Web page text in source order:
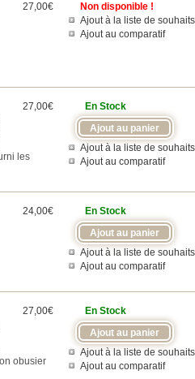
Non disponible !
Ajout à la liste de souhaits
Ajout au comparatif
27,00€
En Stock
Ajout à la liste de souhaits
Ajout au comparatif
27,00€
les
En Stock
Ajout à la liste de souhaits
Ajout au comparatif
24,00€
En Stock
Ajout à la liste de souhaits
Ajout au comparatif
27,00€
obusier